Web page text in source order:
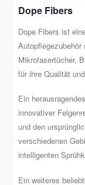
Dope Fibers
Dope Fibers ist
Mikrofasertücher,
für ihre Qualität
Ein
innovativer
und den
verschiedenen
intelligenten
Ein weiteres